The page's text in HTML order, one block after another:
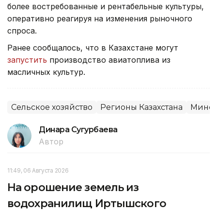
более востребованные и рентабельные культуры,
оперативно реагируя на изменения рыночного
спроса.
Ранее сообщалось, что в Казахстане могут
запустить производство авиатоплива из
масличных культур.
Сельское хозяйство Регионы Казахстана
Динара Сугурбаева
Автор
11:49, 06 Августа 2026
На орошение земель из
водохранилищ Иртышского